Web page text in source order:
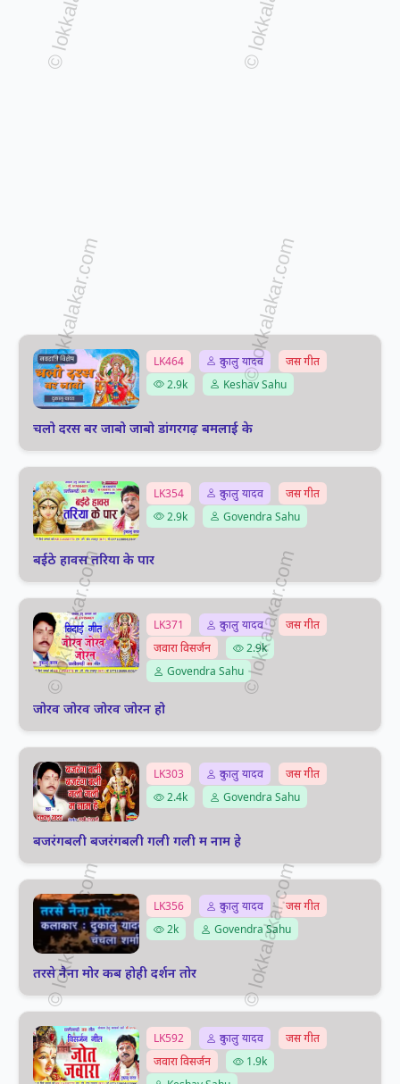
LK464 दुकालु यादव
जस गीत
2.9k
Keshav Sahu
चलो दरस बर जाबो जाबो डांगरगढ़ बमलाई के
LK354 दुकालु यादव
जस गीत
2.9k
Govendra Sahu
बईठे हावस तरिया के पार
LK371 दुकालु यादव
जस गीत
जवारा विसर्जन
2.9k
Govendra Sahu
जोरव जोरव जोरव जोरन हो
LK303 दुकालु यादव
जस गीत
2.4k
Govendra Sahu
बजरंगबली बजरंगबली गली गली म नाम हे
LK356 दुकालु यादव
जस गीत
2k
Govendra Sahu
तरसे नैना मोर कब होही दर्शन तोर
LK592 दुकालु यादव
जस गीत
जवारा विसर्जन
1.9k